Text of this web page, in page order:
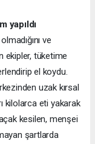
yapıldı
ve
ekipler, tüketime
el koydu.
uzak kırsal
kilolarca eti yakarak
kesilen, menşei
şartlarda